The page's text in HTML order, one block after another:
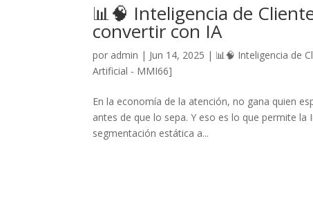
📊🧠 Inteligencia de
convertir con IA
por admin | Jun 14, 2025 | 📊🧠 Inteligencia de
Artificial - MMI66]
En la economía de la atención, no gana quien
antes de que lo sepa. Y eso es lo que permite
segmentación estática a...